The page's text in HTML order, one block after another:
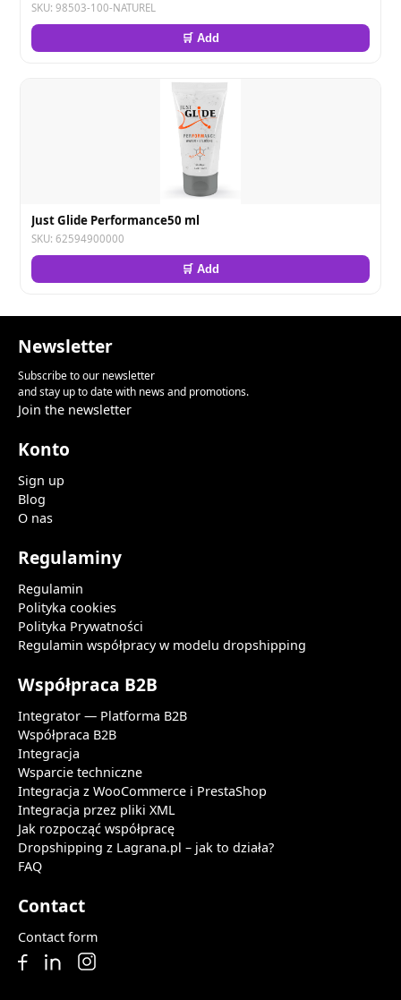
SKU: 98503-100-NATUREL
🛒 Add
Just Glide Performance50 ml
SKU: 62594900000
🛒 Add
Newsletter
Subscribe to our newsletter
and stay up to date with news and promotions.
Join the newsletter
Konto
Sign up
Blog
O nas
Regulaminy
Regulamin
Polityka cookies
Polityka Prywatności
Regulamin współpracy w modelu dropshipping
Współpraca B2B
Integrator — Platforma B2B
Współpraca B2B
Integracja
Wsparcie techniczne
Integracja z WooCommerce i PrestaShop
Integracja przez pliki XML
Jak rozpocząć współpracę
Dropshipping z Lagrana.pl – jak to działa?
FAQ
Contact
Contact form